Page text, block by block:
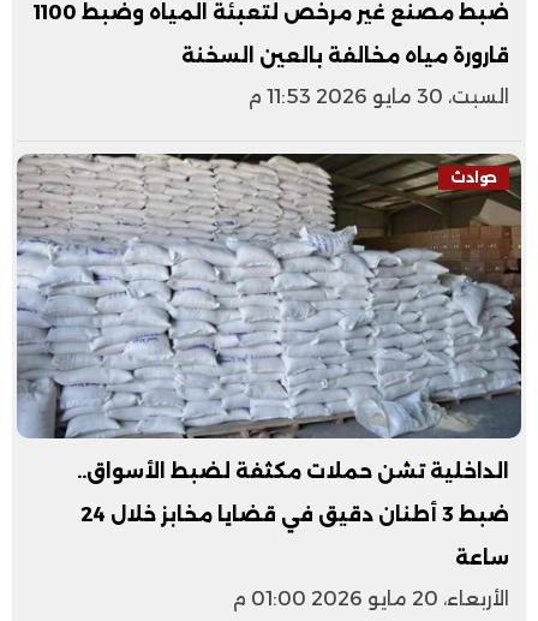
ضبط مصنع غير مرخص لتعبئة المياه وضبط 1100
قارورة مياه مخالفة بالعين السخنة
السبت، 30 مايو 2026 11:53 م
حوادث
الداخلية تشن حملات مكثفة لضبط الأسواق..
ضبط 3 أطنان دقيق في قضايا مخابز خلال 24
ساعة
الأربعاء، 20 مايو 2026 01:00 م